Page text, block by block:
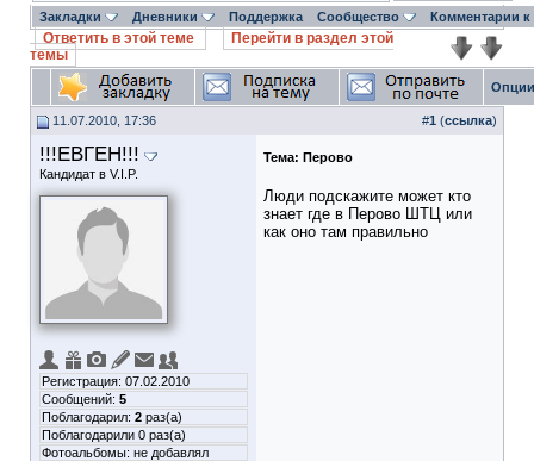
Закладки Дневники Поддержка Сообщество Комментарии
Ответить в этой теме
Перейти в раздел этой
темы
11.07.2010, 17:36 #1 (ссылка)
!!!ЕВГЕН!!!
Кандидат в V.I.P.
Регистрация: 07.02.2010
Сообщений: 5
Поблагодарил: 2 раз(а)
Поблагодарили 0 раз(а)
Фотоальбомы: не добавлял
Тема: Перово
Люди подскажите может кто
знает где в Перово ШТЦ или
как оно там правильно